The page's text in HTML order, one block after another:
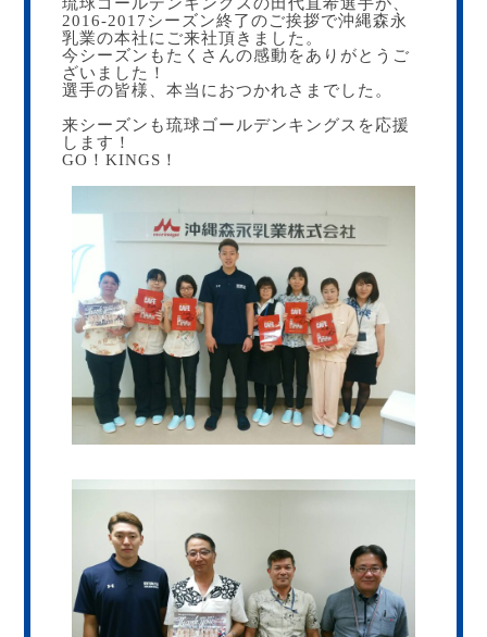
2016-2017シーズン終了のご挨拶で沖縄森永
乳業の本社にご来社頂きました。
今シーズンもたくさんの感動をありがとうご
ざいました！
選手の皆様、本当におつかれさまでした。
来シーズンも琉球ゴールデンキングスを応援
します！
GO！KINGS！